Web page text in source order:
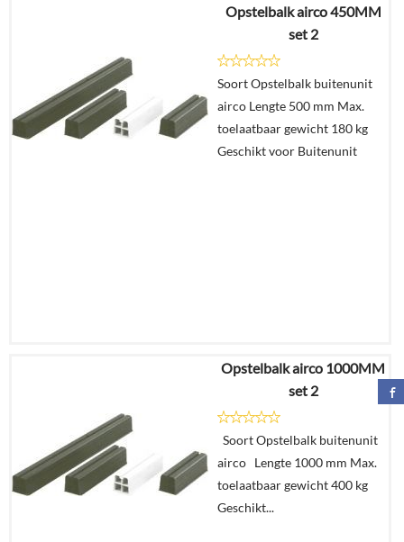
€49,95
In
winkelmand
Opstelbalk airco 450MM
set 2
Soort Opstelbalk buitenunit
airco Lengte 500 mm Max.
toelaatbaar gewicht 180 kg
Geschikt voor Buitenunit
€32,31
Details
In
Opstelbalk airco 1000MM
set 2
Soort Opstelbalk buitenunit
airco Lengte 1000 mm Max.
toelaatbaar gewicht 400 kg
Geschikt...